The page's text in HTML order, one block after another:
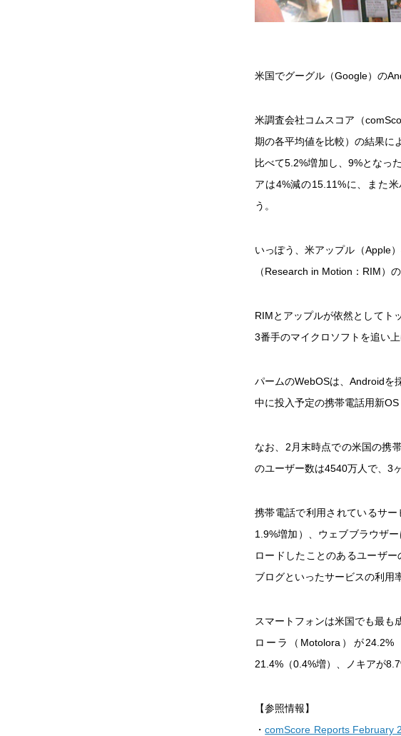
米国でグーグル（Google）の
米調査会社コムスコア（
期の各平均値を比較）の結果に
比べて5.2%増加し、9%となっ
アは4%減の15.11%に、また
う。
いっぽう、米アップル（Apple
（Research in Motion：RIM）
RIMとアップルが依然としてト
3番手のマイクロソフトを追い上
パームのWebOSは、Androidを
中に投入予定の携帯電話用新
なお、2月末時点での米国の携
のユーザー数は4540万人で、3
携帯電話で利用されているサ
1.9%増加）、ウェブブラウザ
ロードしたことのあるユーザ
ブログといったサービスの利用
スマートフォンは米国でも最も
ローラ（Motolora）が
21.4%（0.4%増）、ノキアが
【参照情報】
・comScore Reports February